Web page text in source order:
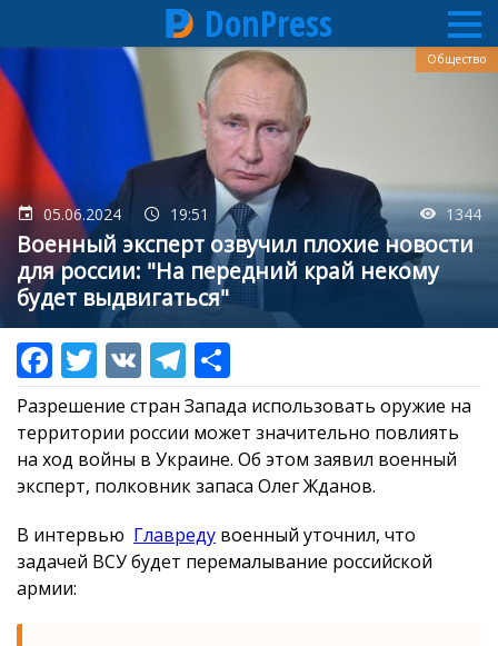
Перейти
к
основному
содержанию
DonPress
05.06.2024 19:51 1344
Военный эксперт озвучил плохие новости
для россии: "На передний край некому
будет выдвигаться"
Общество
Разрешение стран Запада использовать оружие на
территории россии может значительно повлиять
на ход войны в Украине. Об этом заявил военный
эксперт, полковник запаса Олег Жданов.
В интервью Главреду военный уточнил, что
задачей ВСУ будет перемалывание российской
армии: